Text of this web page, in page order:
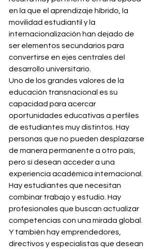
en la que el aprendizaje híbrido, la
movilidad estudiantil y la
internacionalización han dejado de
ser elementos secundarios para
convertirse en ejes centrales del
desarrollo universitario.
Uno de los grandes valores de la
educación transnacional es su
capacidad para acercar
oportunidades educativas a perfiles
de estudiantes muy distintos. Hay
personas que no pueden desplazarse
de manera permanente a otro país,
pero sí desean acceder a una
experiencia académica internacional.
Hay estudiantes que necesitan
combinar trabajo y estudio. Hay
profesionales que buscan actualizar
competencias con una mirada global.
Y también hay emprendedores,
directivos y especialistas que desean